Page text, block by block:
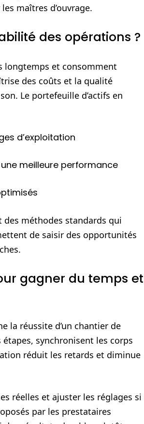
maîtres d’ouvrage.
des opérations ?
longtemps et consomment
des coûts et la qualité
Le portefeuille d’actifs en
d’exploitation
meilleure performance
méthodes standards qui
de saisir des opportunités
gagner du temps et
la réussite d’un chantier de
synchronisent les corps
réduit les retards et diminue
réelles et ajuster les réglages si
par les prestataires